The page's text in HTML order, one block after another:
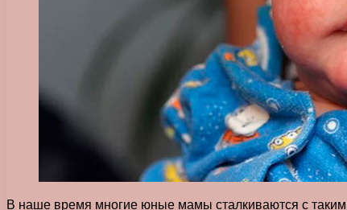
В наше время многие юные мамы сталкиваются с таким